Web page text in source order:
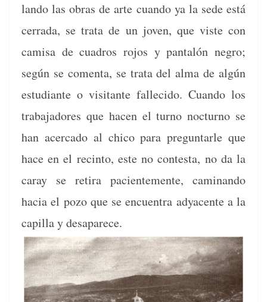
lan­do las obras de arte cuan­do ya la sede está
cer­ra­da, se tra­ta de un joven, que viste con
camisa de cuadros rojos y pan­talón negro;
según se comen­ta, se tra­ta del alma de algún
estu­di­ante o vis­i­tante fal­l­e­ci­do. Cuan­do los
tra­ba­jadores que hacen el turno noc­turno se
han acer­ca­do al chico para pre­gun­tar­le que
hace en el recin­to, este no con­tes­ta, no da la
caray se reti­ra pacien­te­mente, cam­i­nan­do
hacia el pozo que se encuen­tra ady­a­cente a la
capil­la y desaparece.